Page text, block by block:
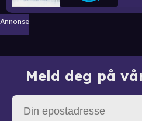
Annonse
Meld deg på